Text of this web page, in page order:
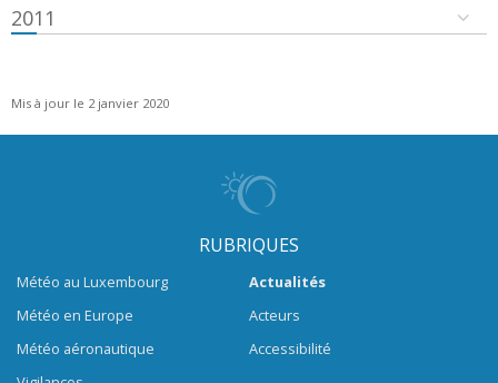
2011
Mis à jour le 2 janvier 2020
RUBRIQUES
Météo au Luxembourg
Météo en Europe
Météo aéronautique
Actualités
Acteurs
Accessibilité